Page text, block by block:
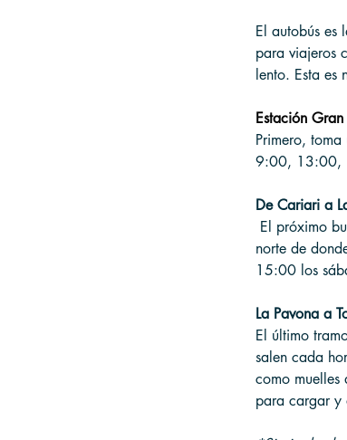
El autobús es
para viajeros
lento. Esta es
Estación
Primero,
9:00, 13:00,
De Cariari a
El próximo
norte de
15:00 los
La Pavona a
El último
salen cada
como muelles
para cargar y